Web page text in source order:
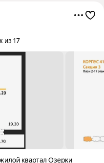
из 17
квартал Озерки